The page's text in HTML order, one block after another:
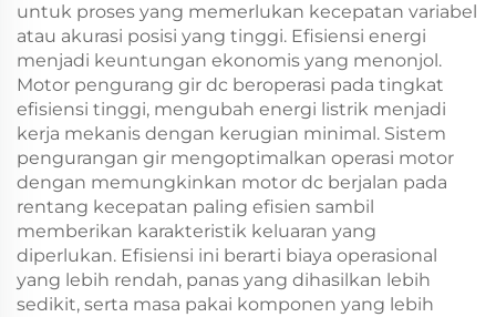
untuk proses yang memerlukan kecepatan variabel
atau akurasi posisi yang tinggi. Efisiensi energi
menjadi keuntungan ekonomis yang menonjol.
Motor pengurang gir dc beroperasi pada tingkat
efisiensi tinggi, mengubah energi listrik menjadi
kerja mekanis dengan kerugian minimal. Sistem
pengurangan gir mengoptimalkan operasi motor
dengan memungkinkan motor dc berjalan pada
rentang kecepatan paling efisien sambil
memberikan karakteristik keluaran yang
diperlukan. Efisiensi ini berarti biaya operasional
yang lebih rendah, panas yang dihasilkan lebih
sedikit, serta masa pakai komponen yang lebih